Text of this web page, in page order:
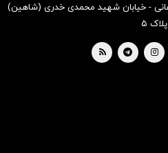
- خیابان شهید محمدی خدری (شاهین)
پلاک ۵